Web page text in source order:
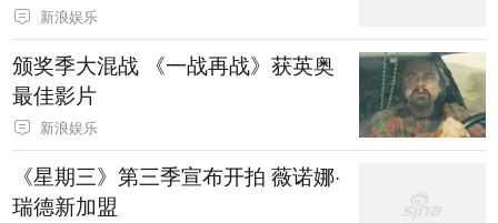
新浪娱乐
颁奖季大混战 《一战再战》获英奥
最佳影片
新浪娱乐
《星期三》第三季宣布开拍 薇诺娜·
瑞德新加盟